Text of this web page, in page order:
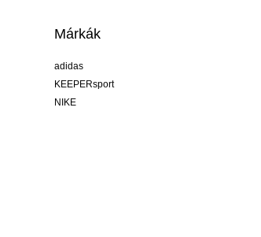
Márkák
adidas
KEEPERsport
NIKE